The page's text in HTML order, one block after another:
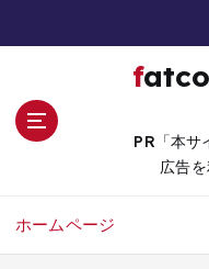
fatcowgames.n
PR「本サ
広告を
ホームページ